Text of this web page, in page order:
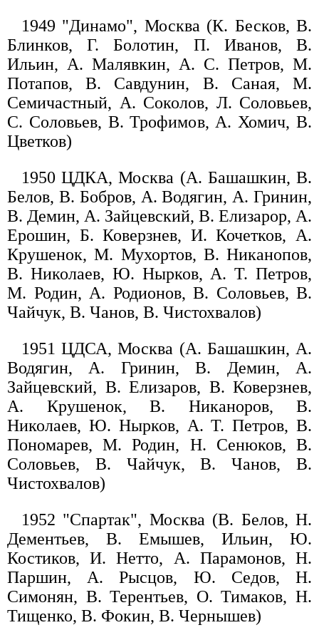
1949 "Динамо", Москва (К. Бесков, В.
Блинков, Г. Болотин, П. Иванов, В.
Ильин, А. Малявкин, А. С. Петров, М.
Потапов, В. Савдунин, В. Саная, М.
Семичастный, А. Соколов, Л. Соловьев,
С. Соловьев, В. Трофимов, А. Хомич, В.
Цветков)
1950 ЦДКА, Москва (А. Башашкин, В.
Белов, В. Бобров, А. Водягин, А. Гринин,
В. Демин, А. Зайцевский, В. Елизарор, А.
Ерошин, Б. Коверзнев, И. Кочетков, А.
Крушенок, М. Мухортов, В. Никанопов,
В. Николаев, Ю. Нырков, А. Т. Петров,
М. Родин, А. Родионов, В. Соловьев, В.
Чайчук, В. Чанов, В. Чистохвалов)
1951 ЦДСА, Москва (А. Башашкин, А.
Водягин, А. Гринин, В. Демин, А.
Зайцевский, В. Елизаров, В. Коверзнев,
А. Крушенок, В. Никаноров, В.
Николаев, Ю. Нырков, А. Т. Петров, В.
Пономарев, М. Родин, Н. Сенюков, В.
Соловьев, В. Чайчук, В. Чанов, В.
Чистохвалов)
1952 "Спартак", Москва (В. Белов, Н.
Дементьев, В. Емышев, Ильин, Ю.
Костиков, И. Нетто, А. Парамонов, Н.
Паршин, А. Рысцов, Ю. Седов, Н.
Симонян, В. Терентьев, О. Тимаков, Н.
Тищенко, В. Фокин, В. Чернышев)